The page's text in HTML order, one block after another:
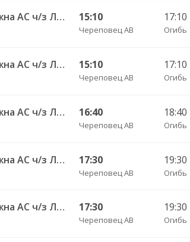
Череповец АВ — Устюжна АС ч/з Лентьево АС - 750 15:10
Череповец АВ
17:10
Огибь
Череповец АВ — Устюжна АС ч/з Лентьево АС 750 15:10
Череповец АВ
17:10
Огибь
Череповец АВ — Устюжна АС ч/з Лентьево АС 750 16:40
Череповец АВ
18:40
Огибь
Череповец АВ — Устюжна АС ч/з Лентьево АС - 750 17:30
Череповец АВ
19:30
Огибь
Череповец АВ — Устюжна АС ч/з Лентьево АС - 750 17:30
Череповец АВ
19:30
Огибь